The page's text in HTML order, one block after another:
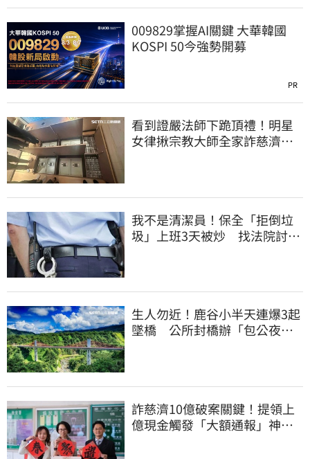
009829掌握AI關鍵 大華韓國
KOSPI 50今強勢開募
PR
看到證嚴法師下跪頂禮！明星
女律揪宗教大師全家詐慈濟…
我不是清潔員！保全「拒倒垃
圾」上班3天被炒 找法院討公
生人勿近！鹿谷小半天連爆3起
墜橋 公所封橋辦「包公夜
詐慈濟10億破案關鍵！提領上
億現金觸發「大額通報」神鬼